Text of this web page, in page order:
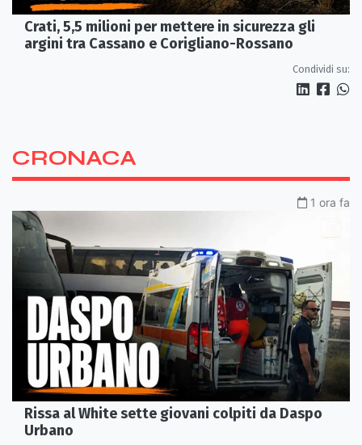
Crati, 5,5 milioni per mettere in sicurezza gli
argini tra Cassano e Corigliano-Rossano
Condividi su:
CRONACA
1 ora fa
Rissa al White sette giovani colpiti da Daspo
Urbano